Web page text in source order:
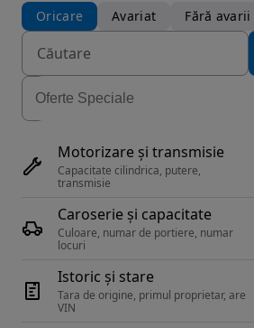
Oricare
Avariat Fără avarii
Motorizare și transmisie
Capacitate cilindrica, putere,
transmisie
Caroserie și capacitate
Culoare, numar de portiere, numar
locuri
Istoric și stare
Tara de origine, primul proprietar, are